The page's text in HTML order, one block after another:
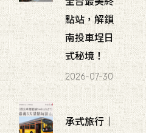
點站，解鎖
南投車埕日
式秘境！
2026-07-30
承式旅行｜